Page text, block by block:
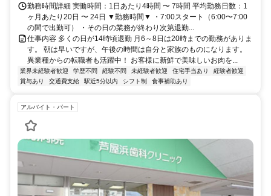
勤務時間詳細 実働時間：1日あたり4時間 〜 7時間 平均勤務日数：1
ヶ月あたり20日 〜 24日 ▼勤務時間▼ ・7:00スタート（6:00〜7:00
の間で出勤可） ・その日の業務が終わり次第退勤...
仕事内容 多くの日が14時頃退勤 月6～8日は20時までの勤務がありま
す。 朝は早いですが、午後の時間は自分と家族のものになります。
異業種からの転職者も活躍中！ お客様に新鮮で美味しいお肉を...
業界未経験者歓迎 学歴不問 経験不問 未経験者歓迎 住宅手当あり
経験者歓迎
賞与あり
交通費支給 駅近5分以内 シフト制 食事補助あり
アルバイト・パート